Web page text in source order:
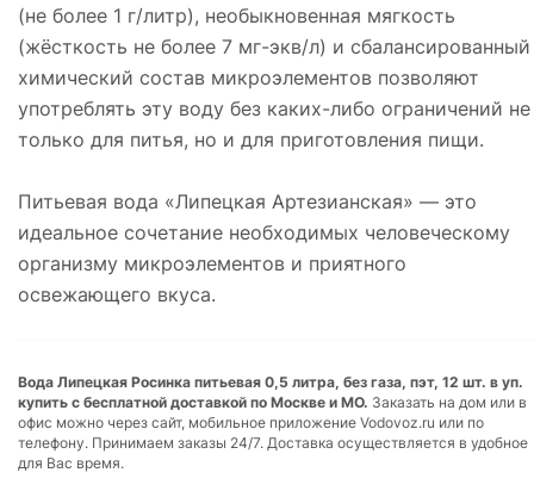
(не более 1 г/литр), необыкновенная мягкость
(жёсткость не более 7 мг-экв/л) и сбалансированный
химический состав микроэлементов позволяют
употреблять эту воду без каких-либо ограничений не
только для питья, но и для приготовления пищи.
Питьевая вода «Липецкая Артезианская» — это
идеальное сочетание необходимых человеческому
организму микроэлементов и приятного
освежающего вкуса.
Вода Липецкая Росинка питьевая 0,5 литра, без газа, пэт, 12 шт. в уп.
купить с бесплатной доставкой по Москве и МО. Заказать на дом или в
офис можно через сайт, мобильное приложение Vodovoz.ru или по
телефону. Принимаем заказы 24/7. Доставка осуществляется в удобное
для Вас время.